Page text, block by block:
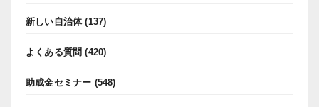
新しい自治体(137)
よくある質問 (420)
助成金セミナー (548)